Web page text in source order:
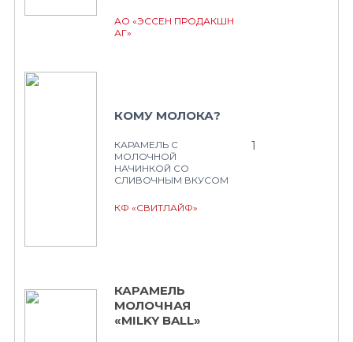
АО «ЭССЕН ПРОДАКШН
АГ»
КОМУ МОЛОКА?
КАРАМЕЛЬ С
МОЛОЧНОЙ
НАЧИНКОЙ СО
СЛИВОЧНЫМ ВКУСОМ
КФ «СВИТЛАЙФ»
1
КАРАМЕЛЬ
МОЛОЧНАЯ
«MILKY BALL»